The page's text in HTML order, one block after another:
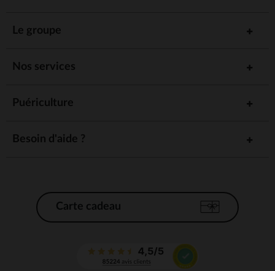
Le groupe
Nos services
Puériculture
Besoin d'aide ?
Carte cadeau